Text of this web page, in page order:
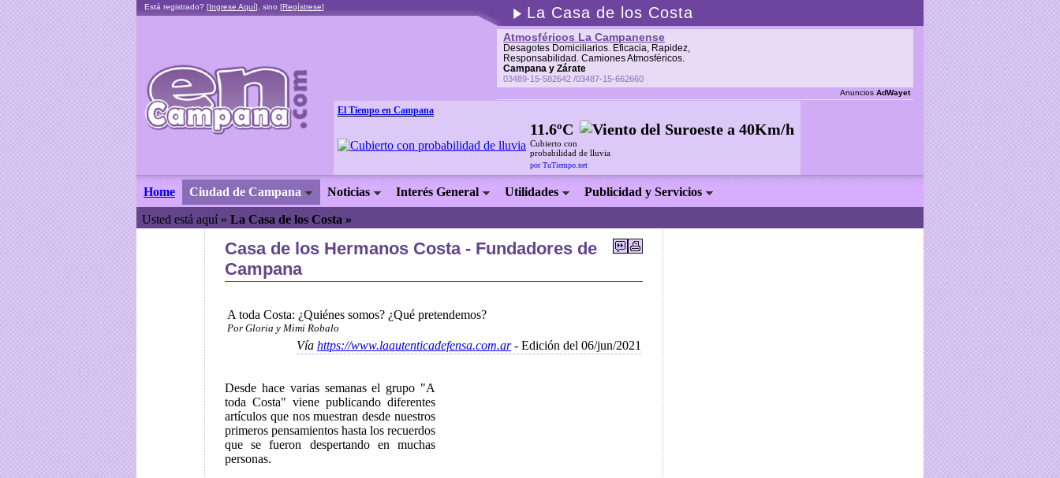
Está registrado? [Ingrese Aquí], sino [Regístrese] La Casa de los Costa
Atmosféricos La Campanense
Desagotes Domiciliarios. Eficacia, Rapidez,
Responsabilidad. Camiones Atmosféricos.
Campana y Zárate
03489-15-582642 /03487-15-662660
Anuncios AdWayet
El Tiempo en Campana
11.6ºC
Cubierto con
probabilidad de lluvia
por TuTiempo.net
Home Ciudad de Campana Noticias Interés General Utilidades Publicidad y Servicios
Usted está aquí » La Casa de los Costa »
Casa de los Hermanos Costa - Fundadores de
Campana
A toda Costa: ¿Quiénes somos? ¿Qué pretendemos?
Por Gloria y Mimi Robalo
Vía https://www.laautenticadefensa.com.ar- Edición del 06/jun/2021
Desde hace varias semanas el grupo "A
toda Costa" viene publicando diferentes
artículos que nos muestran desde nuestros
primeros pensamientos hasta los recuerdos
que se fueron despertando en muchas
personas.